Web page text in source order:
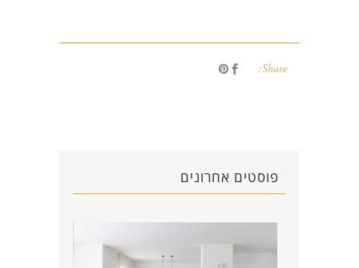
Share:
פוסטים אחרונים